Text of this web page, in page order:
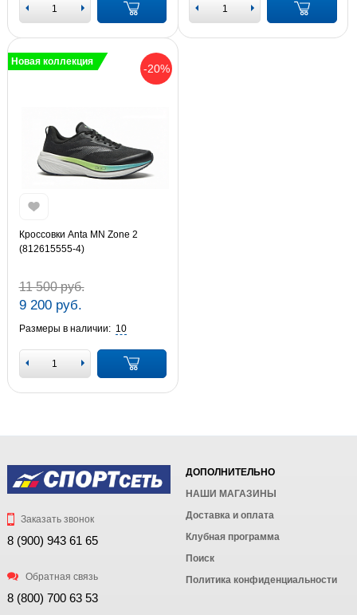
-20%
Новая коллекция
Кроссовки Anta MN Zone 2
(812615555-4)
11 500 руб.
9 200 руб.
Размеры в наличии: 10
Заказать звонок
8 (900) 943 61 65
Обратная связь
8 (800) 700 63 53
ДОПОЛНИТЕЛЬНО
НАШИ МАГАЗИНЫ
Доставка и оплата
Клубная программа
Поиск
Политика конфиденциальности